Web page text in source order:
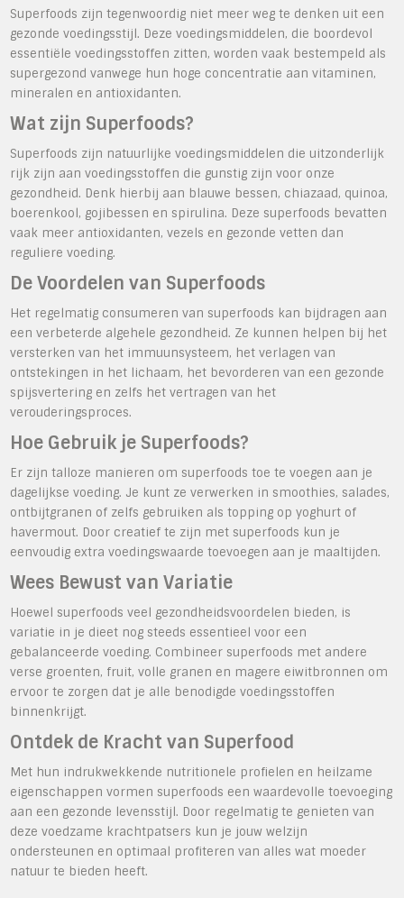
Superfoods zijn tegenwoordig niet meer weg te denken uit een
gezonde voedingsstijl. Deze voedingsmiddelen, die boordevol
essentiële voedingsstoffen zitten, worden vaak bestempeld als
supergezond vanwege hun hoge concentratie aan vitaminen,
mineralen en antioxidanten.
Wat zijn Superfoods?
Superfoods zijn natuurlijke voedingsmiddelen die uitzonderlijk
rijk zijn aan voedingsstoffen die gunstig zijn voor onze
gezondheid. Denk hierbij aan blauwe bessen, chiazaad, quinoa,
boerenkool, gojibessen en spirulina. Deze superfoods bevatten
vaak meer antioxidanten, vezels en gezonde vetten dan
reguliere voeding.
De Voordelen van Superfoods
Het regelmatig consumeren van superfoods kan bijdragen aan
een verbeterde algehele gezondheid. Ze kunnen helpen bij het
versterken van het immuunsysteem, het verlagen van
ontstekingen in het lichaam, het bevorderen van een gezonde
spijsvertering en zelfs het vertragen van het
verouderingsproces.
Hoe Gebruik je Superfoods?
Er zijn talloze manieren om superfoods toe te voegen aan je
dagelijkse voeding. Je kunt ze verwerken in smoothies, salades,
ontbijtgranen of zelfs gebruiken als topping op yoghurt of
havermout. Door creatief te zijn met superfoods kun je
eenvoudig extra voedingswaarde toevoegen aan je maaltijden.
Wees Bewust van Variatie
Hoewel superfoods veel gezondheidsvoordelen bieden, is
variatie in je dieet nog steeds essentieel voor een
gebalanceerde voeding. Combineer superfoods met andere
verse groenten, fruit, volle granen en magere eiwitbronnen om
ervoor te zorgen dat je alle benodigde voedingsstoffen
binnenkrijgt.
Ontdek de Kracht van Superfood
Met hun indrukwekkende nutritionele profielen en heilzame
eigenschappen vormen superfoods een waardevolle toevoeging
aan een gezonde levensstijl. Door regelmatig te genieten van
deze voedzame krachtpatsers kun je jouw welzijn
ondersteunen en optimaal profiteren van alles wat moeder
natuur te bieden heeft.